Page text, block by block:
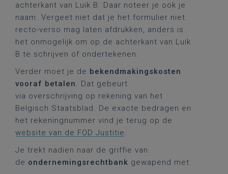
achterkant van Luik B. Daar noteer je ook je
naam. Vergeet niet dat je het formulier niet
recto-verso mag laten afdrukken, anders is
het onmogelijk om op de achterkant van Luik
B te schrijven of ondertekenen.
Verder moet je de bekendmakingskosten
vooraf betalen. Dat gebeurt
via overschrijving op rekening van het
Belgisch Staatsblad. De exacte bedragen en
het rekeningnummer vind je terug op de
website van de FOD Justitie.
Je trekt nadien naar de griffie van
de ondernemingsrechtbank gewapend met: